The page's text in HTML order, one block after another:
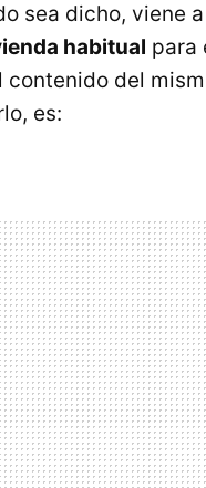
sea dicho, viene
habitual para
contenido del
es: